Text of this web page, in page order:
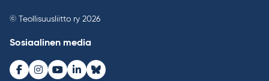
© Teollisuusliitto ry 2026
Sosiaalinen media
Facebook
Instagram
Youtube
LinkedInBluesky